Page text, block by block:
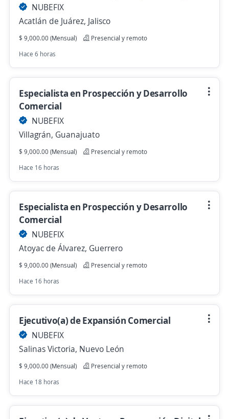
NUBEFIX
Acatlán de Juárez, Jalisco
$ 9,000.00 (Mensual)
Presencial y remoto
Hace 6 horas
Especialista en Prospección y Desarrollo
Comercial
NUBEFIX
Villagrán, Guanajuato
$ 9,000.00 (Mensual)
Presencial y remoto
Hace 16 horas
Especialista en Prospección y Desarrollo
Comercial
NUBEFIX
Atoyac de Álvarez, Guerrero
$ 9,000.00 (Mensual)
Presencial y remoto
Hace 16 horas
Ejecutivo(a) de Expansión Comercial
NUBEFIX
Salinas Victoria, Nuevo León
$ 9,000.00 (Mensual)
Presencial y remoto
Hace 18 horas